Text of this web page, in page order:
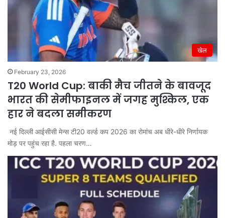
खेल
February 23, 2026
T20 World Cup: बाकी मैच जीतने के बावजूद
भारत की सेमीफाइनल में जगह मुश्किल, एक
हार ने बदला समीकरण
नई दिल्ली आईसीसी मेन्स टी20 वर्ल्ड कप 2026 का रोमांच अब धीरे-धीरे निर्णायक
मोड़ पर पहुंच रहा है. पहला चरण…